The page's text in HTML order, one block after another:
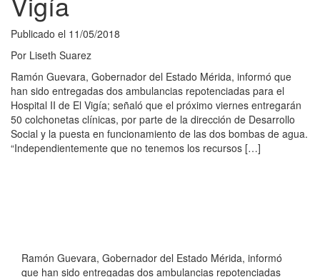
Publicado el 11/05/2018
Por Liseth Suarez
Ramón Guevara, Gobernador del Estado Mérida, informó que
han sido entregadas dos ambulancias repotenciadas para el
Hospital II de El Vigía; señaló que el próximo viernes entregarán
50 colchonetas clínicas, por parte de la dirección de Desarrollo
Social y la puesta en funcionamiento de las dos bombas de agua.
“Independientemente que no tenemos los recursos […]
Ramón Guevara, Gobernador del Estado Mérida, informó
que han sido entregadas dos ambulancias repotenciadas